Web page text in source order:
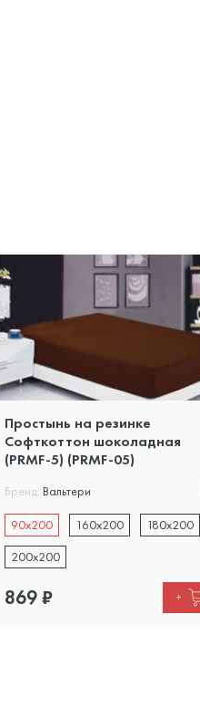
Простынь на резинке
Софткоттон шоколадная
(PRMF-5) (PRMF-05)
Бренд: Вальтери
90x200 160x200
180x200
200x200
869₽ +